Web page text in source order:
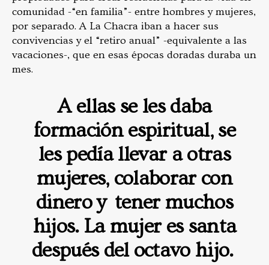
comunidad -“en familia”- entre hombres y mujeres,
por separado. A La Chacra iban a hacer sus
convivencias y el “retiro anual” -equivalente a las
vacaciones-, que en esas épocas doradas duraba un
mes.
A ellas se les daba
formación espiritual, se
les pedía llevar a otras
mujeres, colaborar con
dinero y tener muchos
hijos. La mujer es santa
después del octavo hijo.